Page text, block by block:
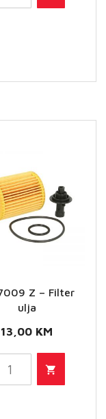
Z – Filter
ulja
13,00 KM